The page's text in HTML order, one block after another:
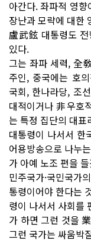
아간다. 좌파적 영
장난과 모략에 대한
盧武鉉 대통령도
있다.
그는 좌파 세력, 全
주인, 중국에는 호
국회, 한나라당, 조
대적이거나 非우호
는 특정 집단의 대
대통령이 나서서
어용방송으로 나누
가 아예 노조 편을
민주국가·국민국가
통령이어야 한다는
령이 나서서 사회를
가 하면 그런 것을
그런 국가는 싸움박